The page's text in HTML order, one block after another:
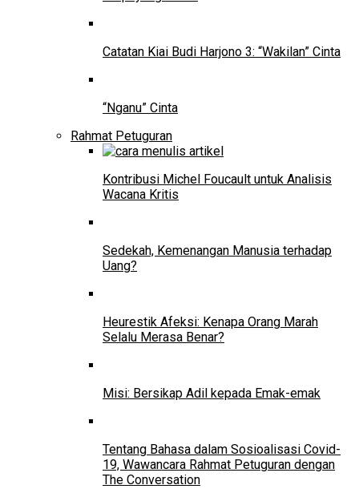
Catatan Kiai Budi Harjono 3: “Wakilan” Cinta
“Nganu” Cinta
Rahmat Petuguran
Kontribusi Michel Foucault untuk Analisis
Wacana Kritis
Sedekah, Kemenangan Manusia terhadap
Uang?
Heurestik Afeksi: Kenapa Orang Marah
Selalu Merasa Benar?
Misi: Bersikap Adil kepada Emak-emak
Tentang Bahasa dalam Sosioalisasi Covid-
19, Wawancara Rahmat Petuguran dengan
The Conversation